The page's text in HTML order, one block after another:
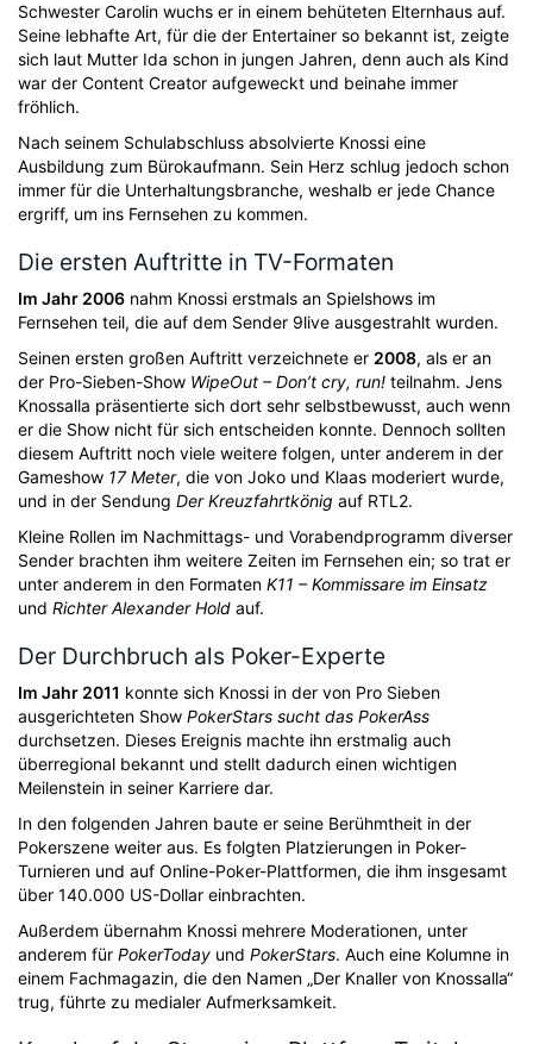
Schwester Carolin wuchs er in einem behüteten Elternhaus auf.
Seine lebhafte Art, für die der Entertainer so bekannt ist, zeigte
sich laut Mutter Ida schon in jungen Jahren, denn auch als Kind
war der Content Creator aufgeweckt und beinahe immer
fröhlich.
Nach seinem Schulabschluss absolvierte Knossi eine
Ausbildung zum Bürokaufmann. Sein Herz schlug jedoch schon
immer für die Unterhaltungsbranche, weshalb er jede Chance
ergriff, um ins Fernsehen zu kommen.
Die ersten Auftritte in TV-Formaten
Im Jahr 2006 nahm Knossi erstmals an Spielshows im
Fernsehen teil, die auf dem Sender 9live ausgestrahlt wurden.
Seinen ersten großen Auftritt verzeichnete er 2008, als er an
der Pro-Sieben-Show WipeOut – Don’t cry, run! teilnahm. Jens
Knossalla präsentierte sich dort sehr selbstbewusst, auch wenn
er die Show nicht für sich entscheiden konnte. Dennoch sollten
diesem Auftritt noch viele weitere folgen, unter anderem in der
Gameshow 17 Meter, die von Joko und Klaas moderiert wurde,
und in der Sendung Der Kreuzfahrtkönig auf RTL2.
Kleine Rollen im Nachmittags- und Vorabendprogramm diverser
Sender brachten ihm weitere Zeiten im Fernsehen ein; so trat er
unter anderem in den Formaten K11 – Kommissare im Einsatz
und Richter Alexander Hold auf.
Der Durchbruch als Poker-Experte
Im Jahr 2011 konnte sich Knossi in der von Pro Sieben
ausgerichteten Show PokerStars sucht das PokerAss
durchsetzen. Dieses Ereignis machte ihn erstmalig auch
überregional bekannt und stellt dadurch einen wichtigen
Meilenstein in seiner Karriere dar.
In den folgenden Jahren baute er seine Berühmtheit in der
Pokerszene weiter aus. Es folgten Platzierungen in Poker-
Turnieren und auf Online-Poker-Plattformen, die ihm insgesamt
über 140.000 US-Dollar einbrachten.
Außerdem übernahm Knossi mehrere Moderationen, unter
anderem für PokerToday und PokerStars. Auch eine Kolumne in
einem Fachmagazin, die den Namen „Der Knaller von Knossalla“
trug, führte zu medialer Aufmerksamkeit.